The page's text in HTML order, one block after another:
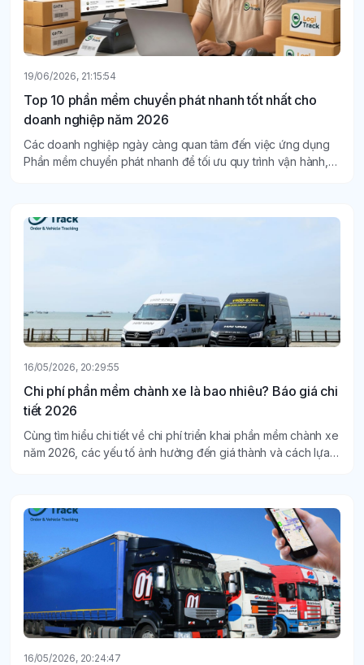
19/06/2026, 21:15:54
Top 10 phần mềm chuyển phát nhanh tốt nhất cho
doanh nghiệp năm 2026
Các doanh nghiệp ngày càng quan tâm đến việc ứng dụng
Phần mềm chuyển phát nhanh để tối ưu quy trình vận hành,
16/05/2026, 20:29:55
Chi phí phần mềm chành xe là bao nhiêu? Báo giá chi
tiết 2026
Cùng tìm hiểu chi tiết về chi phí triển khai phần mềm chành xe
năm 2026, các yếu tố ảnh hưởng đến giá thành và cách lựa
16/05/2026, 20:24:47